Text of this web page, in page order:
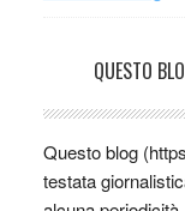
QUESTO
Questo blog
testata